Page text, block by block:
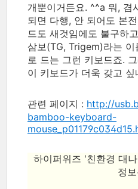
개뿐이거든요. ^^a 뭐, 겸
되면 다행, 안 되어도 본
드도 새것임에도 불구하
삼보(TG, Trigem)라는
로 드는 그런 키보드죠.
이 키보드가 더욱 갖고 싶
관련 페이지 : http://
bamboo-keyboard-
하이퍼위즈 '친환경 대
정